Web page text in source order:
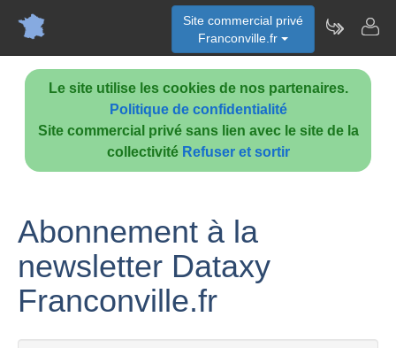
Le site utilise les cookies de nos partenaires.
Politique de confidentialité
Site commercial privé sans lien avec le site de la
collectivité Refuser et sortir
Site commercial privé
Franconville.fr
Abonnement à la
newsletter Dataxy
Franconville.fr